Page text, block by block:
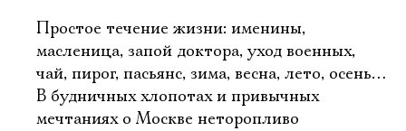
Простое течение жизни: именины,
масленица, запой доктора, уход военных,
чай, пирог, пасьянс, зима, весна, лето, осень…
В будничных хлопотах и привычных
мечтаниях о Москве неторопливо